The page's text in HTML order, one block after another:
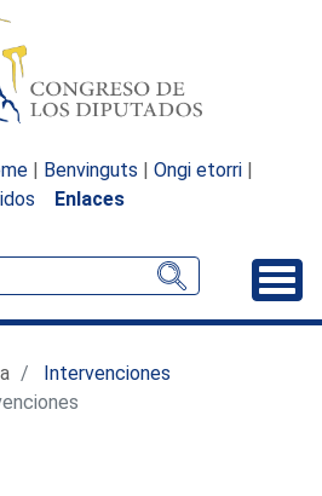
| Benvinguts | Ongi etorri |
Enlaces
Intervenciones